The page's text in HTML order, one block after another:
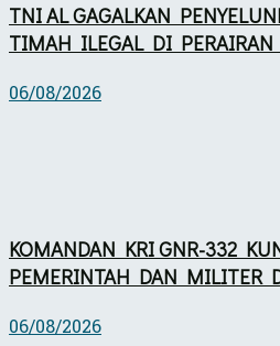
TNI AL GAGALKAN
TIMAH ILEGAL DI PERAIRAN
06/08/2026
KOMANDAN KRI GNR-332
PEMERINTAH DAN MILITER
06/08/2026